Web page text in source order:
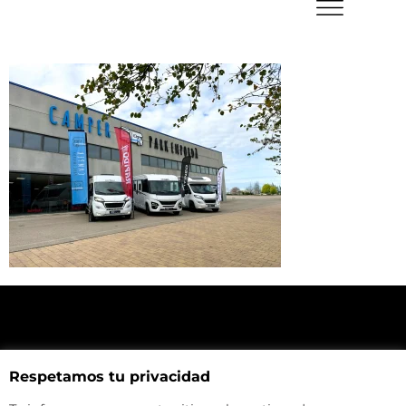
Haz click aquí y mira como llegar a la tienda
Respetamos tu privacidad